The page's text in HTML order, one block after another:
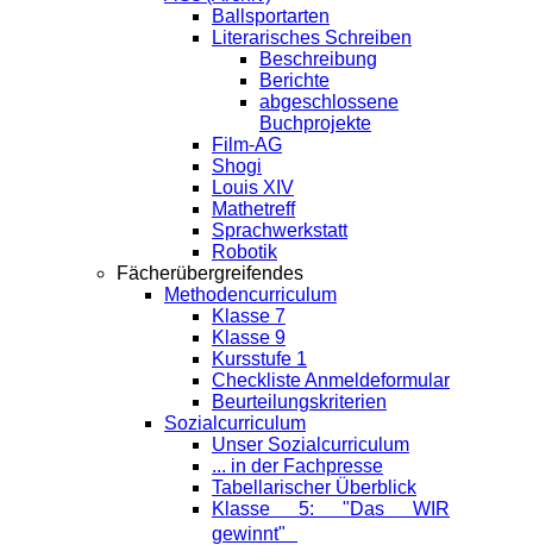
Ballsportarten
Literarisches Schreiben
Beschreibung
Berichte
abgeschlossene
Buchprojekte
Film-AG
Shogi
Louis XIV
Mathetreff
Sprachwerkstatt
Robotik
Fächerübergreifendes
Methodencurriculum
Klasse 7
Klasse 9
Kursstufe 1
Checkliste Anmeldeformular
Beurteilungskriterien
Sozialcurriculum
Unser Sozialcurriculum
... in der Fachpresse
Tabellarischer Überblick
Klasse 5: "Das WIR
gewinnt"